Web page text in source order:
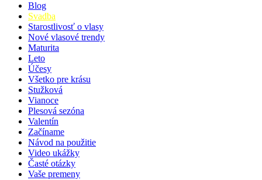
Blog
Svadba
Starostlivosť o vlasy
Nové vlasové trendy
Maturita
Leto
Účesy
Všetko pre krásu
Stužková
Vianoce
Plesová sezóna
Valentín
Začíname
Návod na použitie
Video ukážky
Časté otázky
Vaše premeny